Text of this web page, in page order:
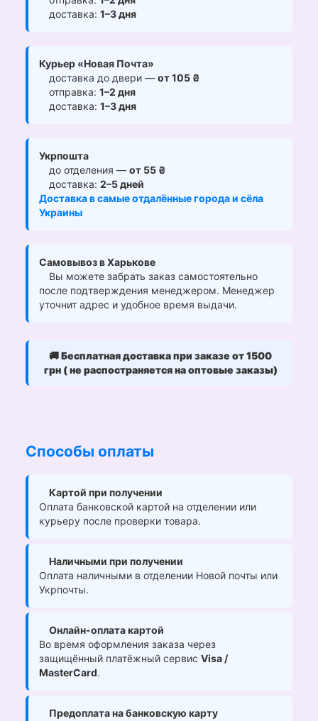
доставка: 1–3 дня
Курьер «Новая Почта»
доставка до двери — от 105 ₴
отправка: 1–2 дня
доставка: 1–3 дня
Укрпошта
до отделения — от 55 ₴
доставка: 2–5 дней
Доставка в самые отдалённые города и сёла
Украины
Самовывоз в Харькове
Вы можете забрать заказ самостоятельно
после подтверждения менеджером. Менеджер
уточнит адрес и удобное время выдачи.
🚚Бесплатная доставка при заказе от 1500
грн ( не распостраняется на оптовые заказы)
Способы оплаты
Картой при получении
Оплата банковской картой на отделении или
курьеру после проверки товара.
Наличными при получении
Оплата наличными в отделении Новой почты или
Укрпочты.
Онлайн-оплата картой
Во время оформления заказа через
защищённый платёжный сервис Visa /
MasterCard.
Предоплата на банковскую карту